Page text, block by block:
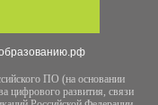
ПО (на основании
цифрового развития, связи